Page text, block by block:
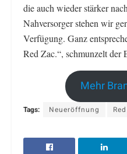
die auch wieder stärker
Nahversorger stehen wir
Verfügung. Ganz
Red Zac.“, schmunzelt der
Mehr
Tags: Neueröffnung